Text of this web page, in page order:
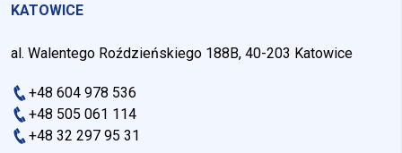
KATOWICE
al. Walentego Roździeńskiego 188B, 40-203 Katowice
+48 604 978 536
+48 505 061 114
+48 32 297 95 31